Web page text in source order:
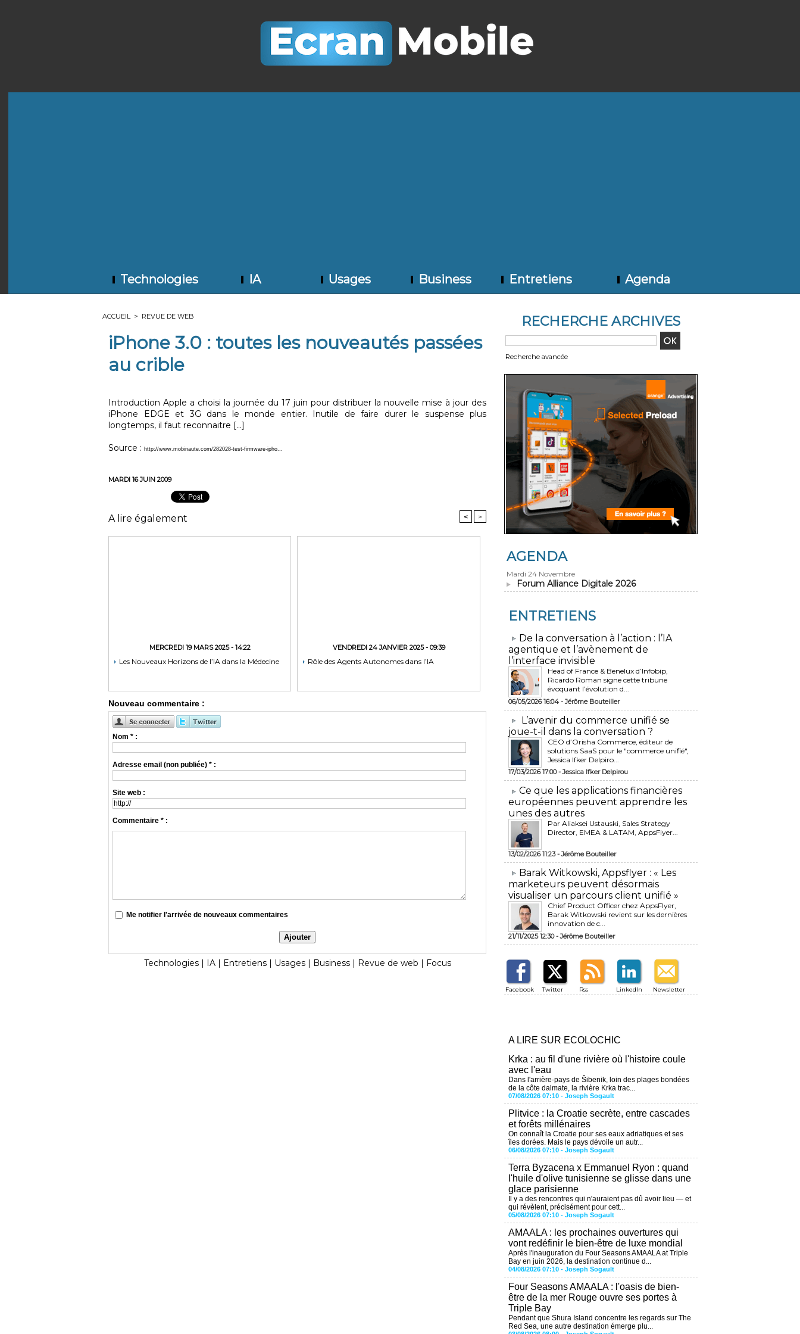
Technologies IA Usages Business Entretiens Agenda
ACCUEIL > REVUE DE WEB
iPhone 3.0 : toutes les nouveautés passées
au crible
Introduction Apple a choisi la journée du 17 juin pour distribuer la nouvelle mise à jour des
iPhone EDGE et 3G dans le monde entier. Inutile de faire durer le suspense plus
longtemps, il faut reconnaitre [...]
Source : http://www.mobinaute.com/282028-test-firmware-ipho...
MARDI 16 JUIN 2009
A lire également < >
MERCREDI 19 MARS 2025 - 14:22
Les Nouveaux Horizons de l’IA dans la Médecine
VENDREDI 24 JANVIER 2025 - 09:39
Rôle des Agents Autonomes dans l’IA
Nouveau commentaire :
Nom * :
Adresse email (non publiée) * :
Site web :
Commentaire * :
Me notifier l'arrivée de nouveaux commentaires
Technologies | IA | Entretiens | Usages | Business | Revue de web | Focus
RECHERCHE ARCHIVES
Recherche avancée
AGENDA
Mardi 24 Novembre
Forum Alliance Digitale 2026
ENTRETIENS
​De la conversation à l’action : l’IA
agentique et l’avènement de
l’interface invisible
Head of France & Benelux d’Infobip,
Ricardo Roman signe cette tribune
évoquant l’évolution d...
06/05/2026 16:04 -Jérôme Bouteiller
L’avenir du commerce unifié se
joue-t-il dans la conversation ?
CEO d’Orisha Commerce, éditeur de
solutions SaaS pour le "commerce unifié",
Jessica Ifker Delpiro...
17/03/2026 17:00 -Jessica Ifker Delpirou
​Ce que les applications financières
européennes peuvent apprendre les
unes des autres
Par Aliaksei Ustauski, Sales Strategy
Director, EMEA & LATAM, AppsFlyer...
13/02/2026 11:23 -Jérôme Bouteiller
​Barak Witkowski, Appsflyer : « Les
marketeurs peuvent désormais
visualiser un parcours client unifié »
Chief Product Officer chez AppsFlyer, ​
Barak Witkowski revient sur les dernières
innovation de c...
21/11/2025 12:30 -Jérôme Bouteiller
Facebook Twitter Rss LinkedIn Newsletter
A LIRE SUR ECOLOCHIC
Krka : au fil d'une rivière où l'histoire coule
avec l'eau
Dans l'arrière-pays de Šibenik, loin des plages bondées
de la côte dalmate, la rivière Krka trac...
07/08/2026 07:10 - Joseph Sogault
Plitvice : la Croatie secrète, entre cascades
et forêts millénaires
On connaît la Croatie pour ses eaux adriatiques et ses
îles dorées. Mais le pays dévoile un autr...
06/08/2026 07:10 - Joseph Sogault
Terra Byzacena x Emmanuel Ryon : quand
l'huile d'olive tunisienne se glisse dans une
glace parisienne
Il y a des rencontres qui n'auraient pas dû avoir lieu — et
qui révèlent, précisément pour cett...
05/08/2026 07:10 - Joseph Sogault
AMAALA : les prochaines ouvertures qui
vont redéfinir le bien-être de luxe mondial
Après l'inauguration du Four Seasons AMAALA at Triple
Bay en juin 2026, la destination continue d...
04/08/2026 07:10 - Joseph Sogault
Four Seasons AMAALA : l'oasis de bien-
être de la mer Rouge ouvre ses portes à
Triple Bay
Pendant que Shura Island concentre les regards sur The
Red Sea, une autre destination émerge plu...